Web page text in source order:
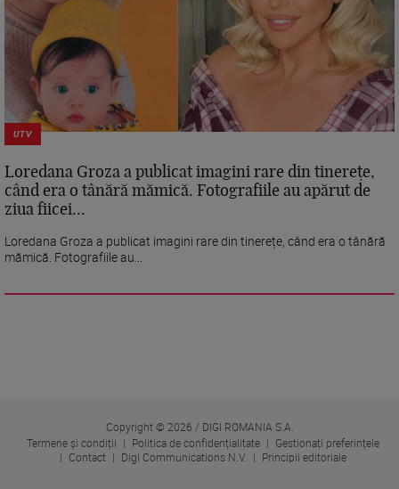
UTV
Loredana Groza a publicat imagini rare din tinerețe,
când era o tânără mămică. Fotografiile au apărut de
ziua fiicei...
Loredana Groza a publicat imagini rare din tinerețe, când era o tânără
mămică. Fotografiile au...
Copyright © 2026 / DIGI ROMANIA S.A.
Termene și condiții
Politica de confidențialitate
Gestionați preferințele
Contact
Digi Communications N.V. Principii editoriale